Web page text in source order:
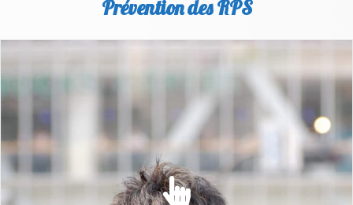
Prévention des RPS
Dans le Code du travail, l'employeur est tenu d'évaluer
l'ensemble des risques auxquels sont....
EN SAVOIR PLUS